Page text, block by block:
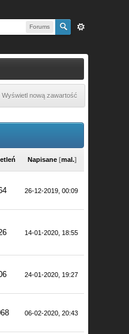
Forums
Wyświetl nową zawartość
Napisane [mal.]
26-12-2019, 00:09
14-01-2020, 18:55
24-01-2020, 19:27
06-02-2020, 20:43